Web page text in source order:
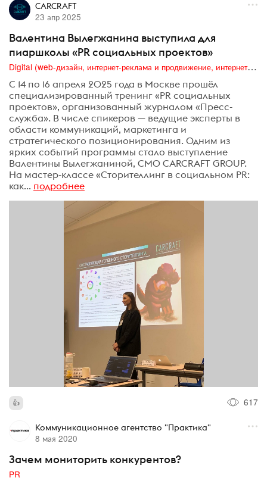
CARCRAFT
23 апр 2025
Валентина Вылегжанина выступила для
пиаршколы «PR социальных проектов»
Digital (web-дизайн, интернет-реклама и продвижение, интернет-сообщества и блоги, интернет-коммуникации, мобильный маркетинг, реклама на цифровых экранах)
С 14 по 16 апреля 2025 года в Москве прошёл
специализированный тренинг «PR социальных
проектов», организованный журналом «Пресс-
служба». В числе спикеров — ведущие эксперты в
области коммуникаций, маркетинга и
стратегического позиционирования. Одним из
ярких событий программы стало выступление
Валентины Вылегжаниной, CMO CARCRAFT GROUP.
На мастер-классе «Сторителлинг в социальном PR:
как... подробнее
617
Коммуникационное агентство "Практика"
8 мая 2020
Зачем мониторить конкурентов?
PR